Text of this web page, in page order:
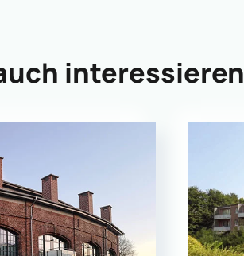
interessieren